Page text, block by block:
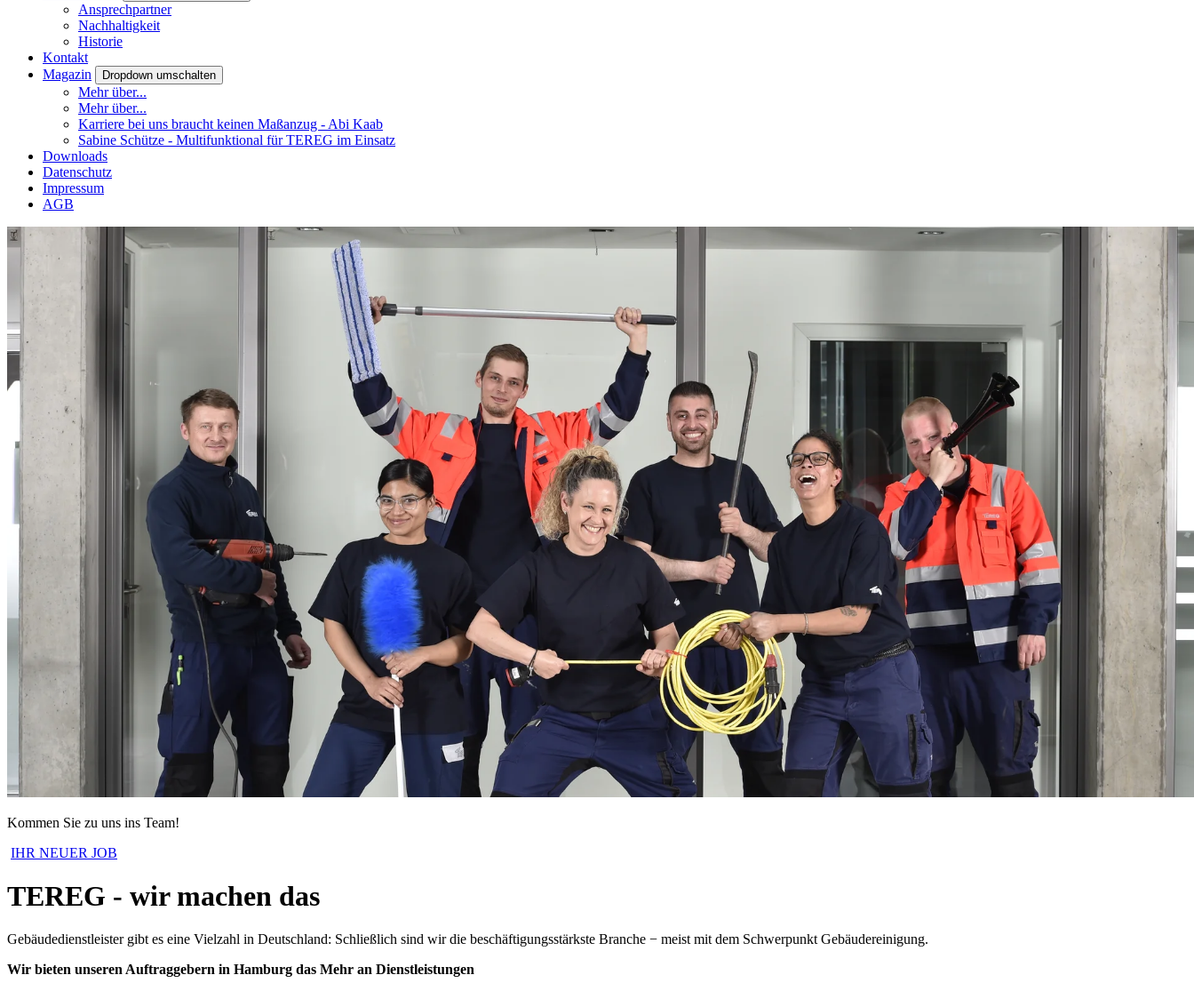
Ansprechpartner
Nachhaltigkeit
Historie
Kontakt
Magazin
Dropdown umschalten
Mehr über...
Mehr über...
Karriere bei uns braucht keinen Maßanzug - Abi Kaab
Sabine Schütze - Multifunktional für TEREG im Einsatz
Downloads
Datenschutz
Impressum
AGB
Kommen Sie zu uns ins Team!
IHR NEUER JOB
TEREG - wir machen das
Gebäudedienstleister gibt es eine Vielzahl in Deutschland: Schließlich sind wir die beschäftigungsstärkste Branche − meist mit dem Schwerpunkt Gebäudereinigung.
Wir bieten unseren Auftraggebern in Hamburg das Mehr an Dienstleistungen